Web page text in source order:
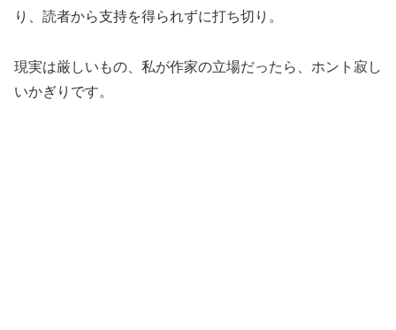
り、読者から支持を得られずに打ち切り。
現実は厳しいもの、私が作家の立場だったら、ホント寂し
いかぎりです。